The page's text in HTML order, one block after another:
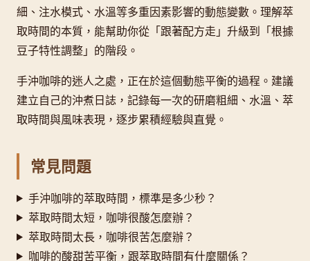
細、注水模式、水溫等多重因素影響的動態變數。理解萃
取時間的本質，能幫助你從「跟著配方走」升級到「根據
豆子特性調整」的階段。
手沖咖啡的迷人之處，正在於這個動態平衡的過程。建議
建立自己的沖煮日誌，記錄每一次的研磨粗細、水溫、萃
取時間與風味表現，逐步累積經驗與直覺。
常見問題
手沖咖啡的萃取時間，標準是多少秒？
萃取時間太短，咖啡很酸怎麼辦？
萃取時間太長，咖啡很苦怎麼辦？
咖啡的酸甜苦平衡，跟萃取時間有什麼關係？